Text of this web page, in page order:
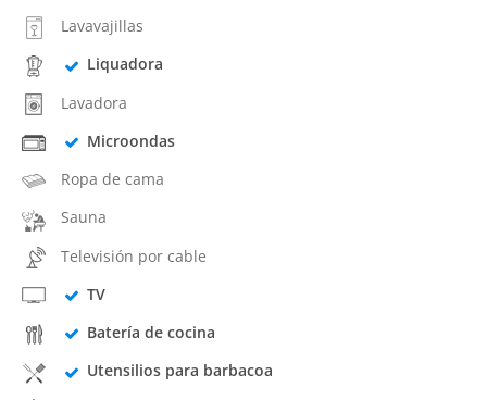
Lavavajillas
Liquadora
Lavadora
Microondas
Ropa de cama
Sauna
Televisión por cable
TV
Batería de cocina
Utensilios para barbacoa